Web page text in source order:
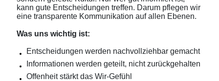
kann gute Entscheidungen treffen. Darum pflegen wir
eine transparente Kommunikation auf allen Ebenen.
Was uns wichtig ist:
Entscheidungen werden nachvollziehbar gemacht
Informationen werden geteilt, nicht zurückgehalten
Offenheit stärkt das Wir-Gefühl